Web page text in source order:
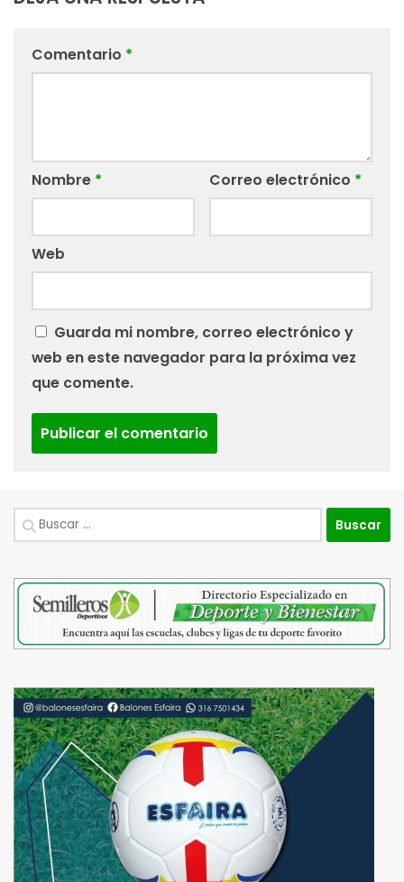
Comentario *
Nombre * Correo electrónico *
Web
Guarda mi nombre, correo electrónico y
web en este navegador para la próxima vez
que comente.
Buscar: